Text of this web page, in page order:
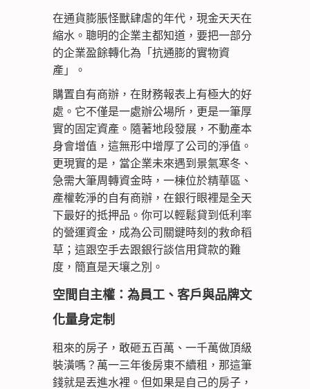
在通貨膨脹怪獸肆虐的年代，現金天天在
縮水。聰明的企業主都知道，要把一部分
的企業盈餘轉化為「抗通膨的實物資
產」。
購置自有商辦，在財務報表上有極大的好
處。它不僅是一處辦公場所，更是一筆厚
實的固定資產。隨著地段發展，不動產本
身會增值，這無形中增厚了公司的淨值。
更現實的是，當企業未來遇到景氣寒冬、
急需大筆周轉資金時，一棟位於精華區、
產權乾淨的自有商辦，在銀行眼裡是全天
下最好的抵押品。你可以輕鬆貸到低利率
的營運資金，成為公司關鍵時刻的救命稻
草；這跟空手去跟銀行談信用貸款的難
度，簡直是天壤之別。
空間自主權：為員工、客戶與品牌文
化量身定制
租來的房子，敢砸五百萬、一千萬做頂級
裝潢嗎？萬一三年後房東不續租，那這筆
錢就是丟進水裡。但如果是自己的房子，